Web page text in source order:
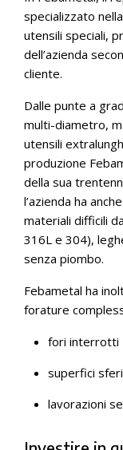
specializzato
utensili speciali,
dell’azienda
cliente.
Dalle punte a
multi-diametro,
utensili
produzione
della sua
l’azienda ha
materiali difficili
316L e 304),
senza piombo.
Febametal ha
forature
fori interrotti
superfici
lavorazioni